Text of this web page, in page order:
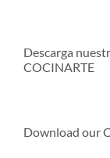
Descarga
COCINARTE
Download our